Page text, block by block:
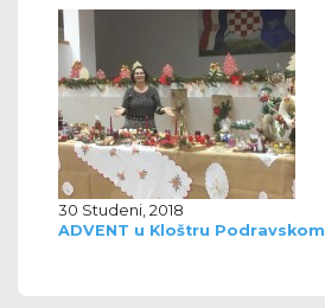
30 Studeni, 2018
ADVENT u Kloštru Podravskom